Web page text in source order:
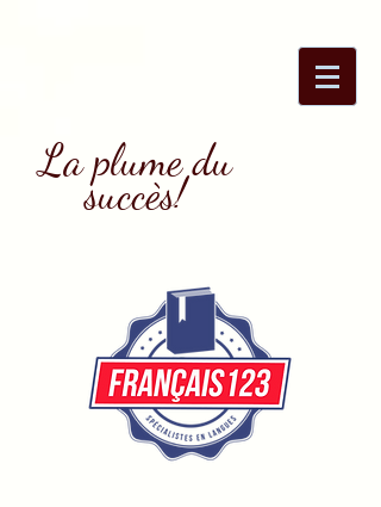
La plume du
succès!